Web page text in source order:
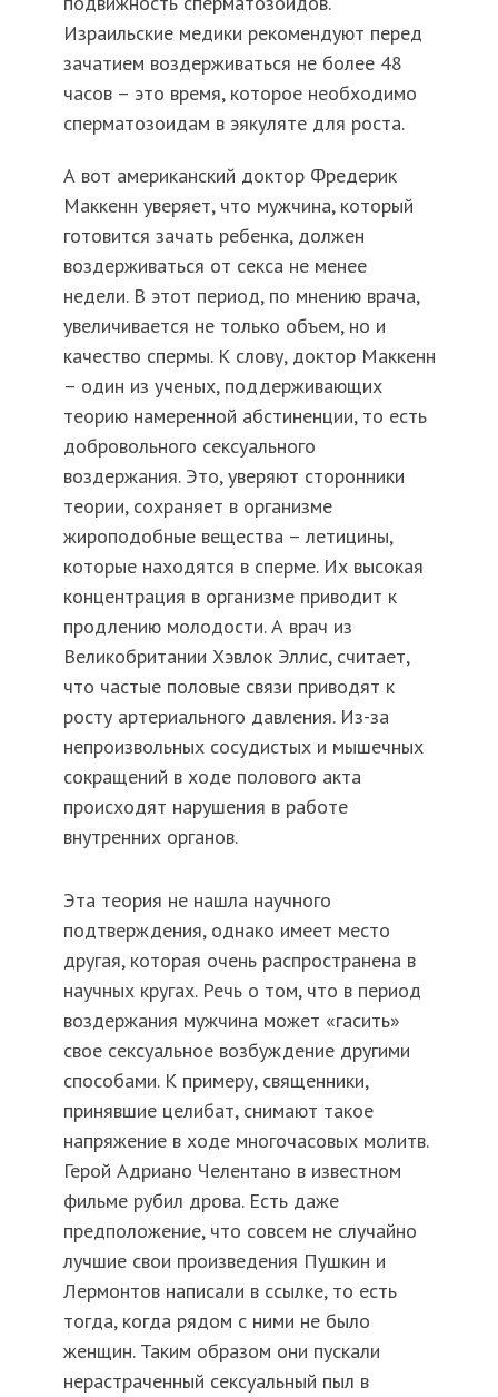
Израильские медики рекомендуют перед
зачатием воздерживаться не более 48
часов – это время, которое необходимо
сперматозоидам в эякуляте для роста.
А вот американский доктор Фредерик
Маккенн уверяет, что мужчина, который
готовится зачать ребенка, должен
воздерживаться от секса не менее
недели. В этот период, по мнению врача,
увеличивается не только объем, но и
качество спермы. К слову, доктор Маккенн
– один из ученых, поддерживающих
теорию намеренной абстиненции, то есть
добровольного сексуального
воздержания. Это, уверяют сторонники
теории, сохраняет в организме
жироподобные вещества – летицины,
которые находятся в сперме. Их высокая
концентрация в организме приводит к
продлению молодости. А врач из
Великобритании Хэвлок Эллис, считает,
что частые половые связи приводят к
росту артериального давления. Из-за
непроизвольных сосудистых и мышечных
сокращений в ходе полового акта
происходят нарушения в работе
внутренних органов.
Эта теория не нашла научного
подтверждения, однако имеет место
другая, которая очень распространена в
научных кругах. Речь о том, что в период
воздержания мужчина может «гасить»
свое сексуальное возбуждение другими
способами. К примеру, священники,
принявшие целибат, снимают такое
напряжение в ходе многочасовых молитв.
Герой Адриано Челентано в известном
фильме рубил дрова. Есть даже
предположение, что совсем не случайно
лучшие свои произведения Пушкин и
Лермонтов написали в ссылке, то есть
тогда, когда рядом с ними не было
женщин. Таким образом они пускали
нерастраченный сексуальный пыл в